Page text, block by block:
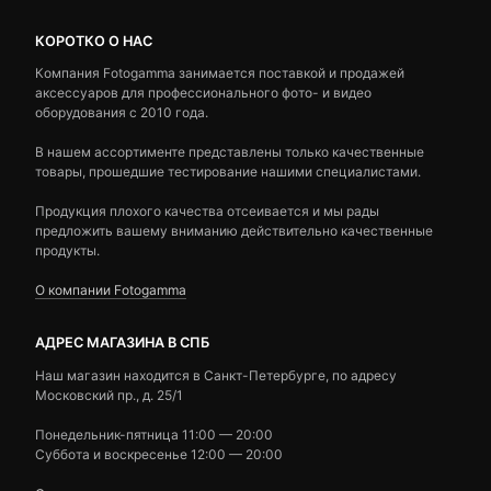
КОРОТКО О НАС
Компания Fotogamma занимается поставкой и продажей
аксессуаров для профессионального фото- и видео
оборудования с 2010 года.
В нашем ассортименте представлены только качественные
товары, прошедшие тестирование нашими специалистами.
Продукция плохого качества отсеивается и мы рады
предложить вашему вниманию действительно качественные
продукты.
О компании Fotogamma
АДРЕС МАГАЗИНА В СПБ
Наш магазин находится в Санкт-Петербурге, по адресу
Московский пр., д. 25/1
Понедельник-пятница 11:00 — 20:00
Суббота и воскресенье 12:00 — 20:00